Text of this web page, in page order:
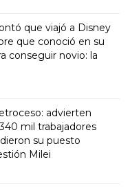
que viajó a Disney
que conoció en su
conseguir novio: la
advierten
mil trabajadores
su puesto
Milei